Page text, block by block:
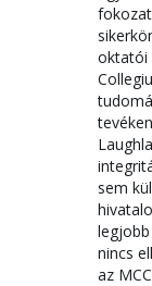
oktatói
sem
nincs
az